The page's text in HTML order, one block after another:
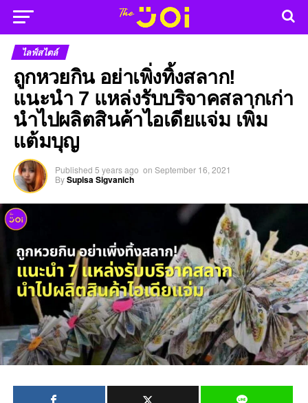
ไลฟ์สไตล์
ถูกหวยกิน อย่าเพิ่งทิ้งสลาก!
แนะนำ 7 แหล่งรับบริจาคสลากเก่า
นำไปผลิตสินค้าไอเดียแจ่ม เพิ่ม
แต้มบุญ
Published 5 years ago on September 16, 2021
BySupisa Sigvanich